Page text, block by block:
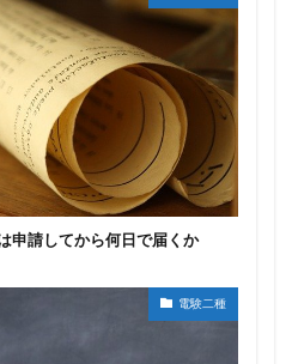
申請してから何日で届くか
電験二種